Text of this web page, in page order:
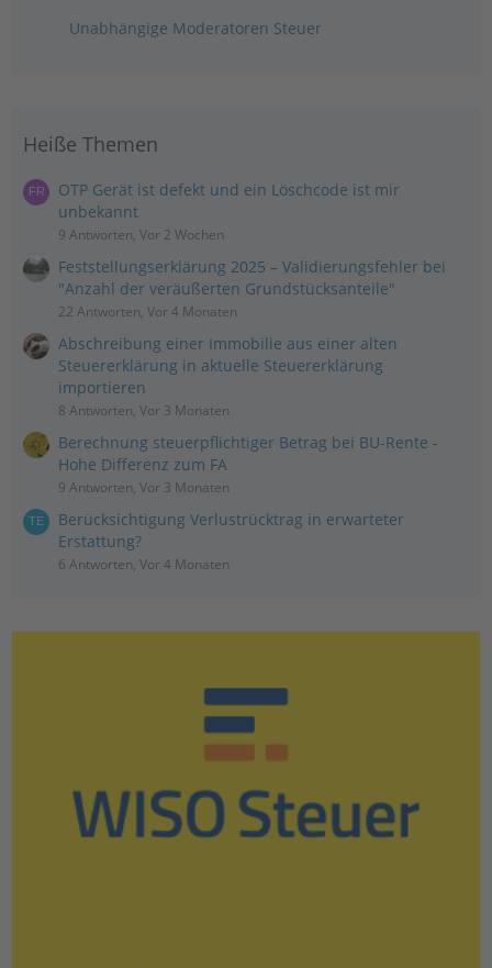
Unabhängige Moderatoren Steuer
Heiße Themen
OTP Gerät ist defekt und ein Löschcode ist mir
unbekannt
9 Antworten, Vor 2 Wochen
Feststellungserklärung 2025 – Validierungsfehler bei
"Anzahl der veräußerten Grundstücksanteile"
22 Antworten, Vor 4 Monaten
Abschreibung einer Immobilie aus einer alten
Steuererklärung in aktuelle Steuererklärung
importieren
8 Antworten, Vor 3 Monaten
Berechnung steuerpflichtiger Betrag bei BU-Rente -
Hohe Differenz zum FA
9 Antworten, Vor 3 Monaten
Berücksichtigung Verlustrücktrag in erwarteter
Erstattung?
6 Antworten, Vor 4 Monaten